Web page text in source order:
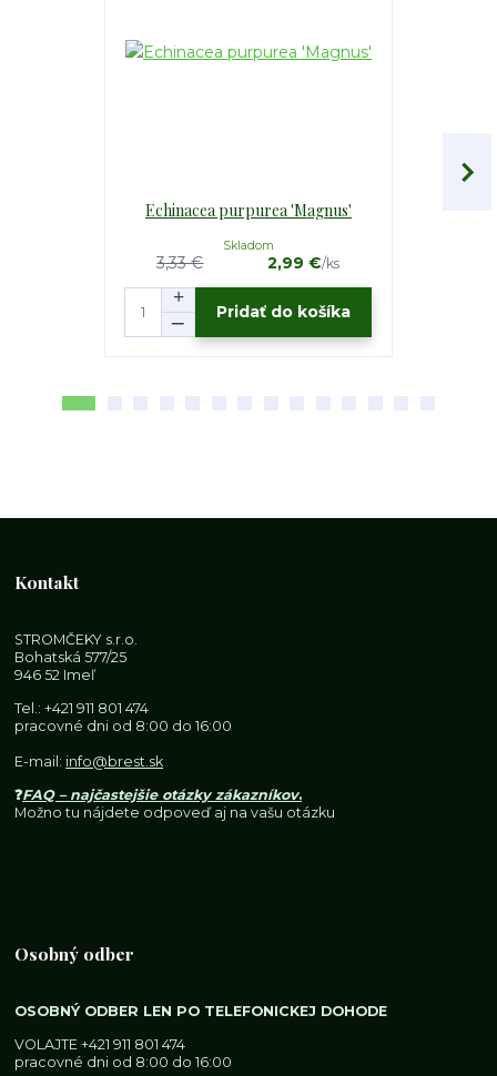
Echinacea purpurea 'Magnus'
3,33 € 2,99 €/ks
Skladom
Pridať do košíka
Kontakt
STROMČEKY s.r.o.
Bohatská 577/25
946 52 Imeľ
Tel.:+421 911 801 474
pracovné dni od 8:00 do 16:00
E-mail: info@brest.sk
❓FAQ – najčastejšie otázky zákazníkov.
Možno tu nájdete odpoveď aj na vašu otázku
Osobný odber
OSOBNÝ ODBER LEN PO TELEFONICKEJ DOHODE
VOLAJTE+421 911 801 474
pracovné dni od 8:00 do 16:00